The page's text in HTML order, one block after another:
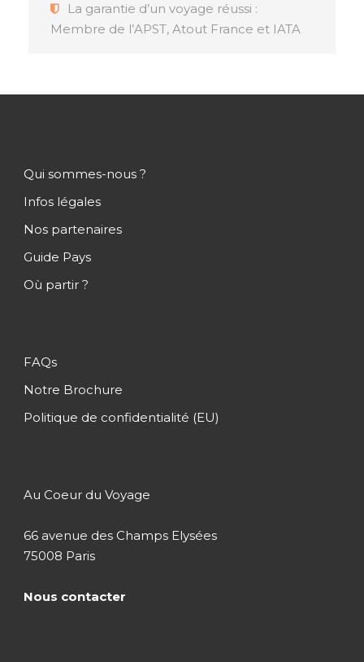
La garantie d’un voyage réussi :
Membre de l’APST, Atout France et IATA
Qui sommes-nous ?
Infos légales
Nos partenaires
Guide Pays
Où partir ?
FAQs
Notre Brochure
Politique de confidentialité (EU)
Au Coeur du Voyage
66 avenue des Champs Elysées
75008 Paris
Nous contacter